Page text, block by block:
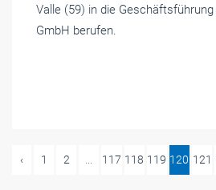
Valle (59) in die
GmbH berufen.
‹ 1 2 ... 117 118 119 120 121